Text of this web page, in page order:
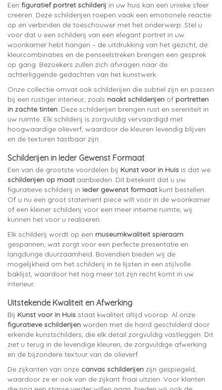
Een figuratief portret schilderij in uw huis kan een unieke sfeer
creëren. Deze schilderijen roepen vaak een emotionele reactie
op en verbinden de toeschouwer met het onderwerp. Stel u
voor dat u een schilderij van een elegant portret in uw
woonkamer hebt hangen – de uitdrukking van het gezicht, de
kleurcombinaties en de penseelstreken brengen een gesprek
op gang. Bezoekers zullen zich afvragen naar de
achterliggende gedachten van het kunstwerk.
Onze collectie omvat ook schilderijen die subtiel zijn en passen
bij een rustiger interieur, zoals naakt schilderijen of portretten
in zachte tinten. Deze schilderijen brengen rust en sereniteit in
uw ruimte. Elk schilderij is zorgvuldig vervaardigd met
hoogwaardige olieverf, waardoor de kleuren levendig blijven
en de texturen tastbaar zijn.
Schilderijen in Ieder Gewenst Formaat
Een van de grootste voordelen bij Kunst voor in Huis is dat we
schilderijen op maat aanbieden. Dit betekent dat u uw
figuratieve schilderij in ieder gewenst formaat kunt bestellen.
Of u nu een groot statement piece wilt voor in de woonkamer
of een kleiner schilderij voor een meer intieme ruimte, wij
kunnen het voor u realiseren.
Elk schilderij wordt op een museumkwaliteit spieraam
gespannen, wat zorgt voor een perfecte presentatie en
langdurige duurzaamheid. Bovendien bieden wij de
mogelijkheid om het schilderij in te lijsten in een stijlvolle
baklijst, waardoor het nog meer tot zijn recht komt in uw
interieur.
Uitstekende Kwaliteit en Afwerking
Bij Kunst voor in Huis staat kwaliteit altijd voorop. Al onze
figuratieve schilderijen worden met de hand geschilderd door
erkende kunstschilders, die elk detail zorgvuldig vastleggen. Dit
ziet u terug in de levendige kleuren, de zorgvuldige afwerking
en de bijzondere textuur van de olieverf.
De zijkanten van onze canvas schilderijen zijn gespiegeld,
waardoor ze er ook van de zijkant fraai uitzien. Voor klanten